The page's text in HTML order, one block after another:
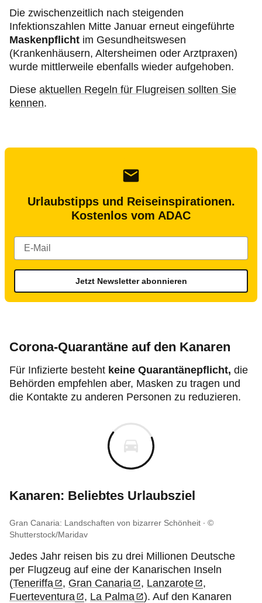
Die zwischenzeitlich nach steigenden
Infektionszahlen Mitte Januar erneut eingeführte
Maskenpflicht im Gesundheitswesen
(Krankenhäusern, Altersheimen oder Arztpraxen)
wurde mittlerweile ebenfalls wieder aufgehoben.
Diese aktuellen Regeln für Flugreisen sollten Sie
kennen.
Urlaubstipps und Reiseinspirationen.
Kostenlos vom ADAC
Jetzt Newsletter abonnieren
Corona-Quarantäne auf den Kanaren
Für Infizierte besteht keine Quarantänepflicht, die
Behörden empfehlen aber, Masken zu tragen und
die Kontakte zu anderen Personen zu reduzieren.
Kanaren: Beliebtes Urlaubsziel
Gran Canaria: Landschaften von bizarrer Schönheit
©
Shutterstock/Maridav
Jedes Jahr reisen bis zu drei Millionen Deutsche
per Flugzeug auf eine der Kanarischen Inseln
(Teneriffa , Gran Canaria , Lanzarote
,
Fuerteventura
, La Palma
). Auf den Kanaren